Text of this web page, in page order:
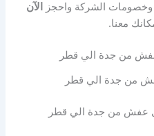
الشركة واحجز
الآن
معنا.
من جدة الي قطر
عفش من جدة الي قطر